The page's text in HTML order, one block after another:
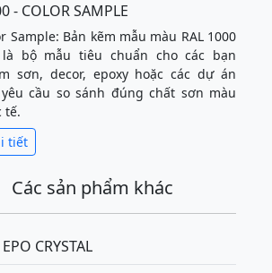
- COLOR SAMPLE
Sample: Bản kẽm mẫu màu RAL 1000
là bộ mẫu tiêu chuẩn cho các bạn
sơn, decor, epoxy hoặc các dự án
cầu so sánh đúng chất sơn màu
tế.
tiết
Các sản phẩm khác
CRYSTAL